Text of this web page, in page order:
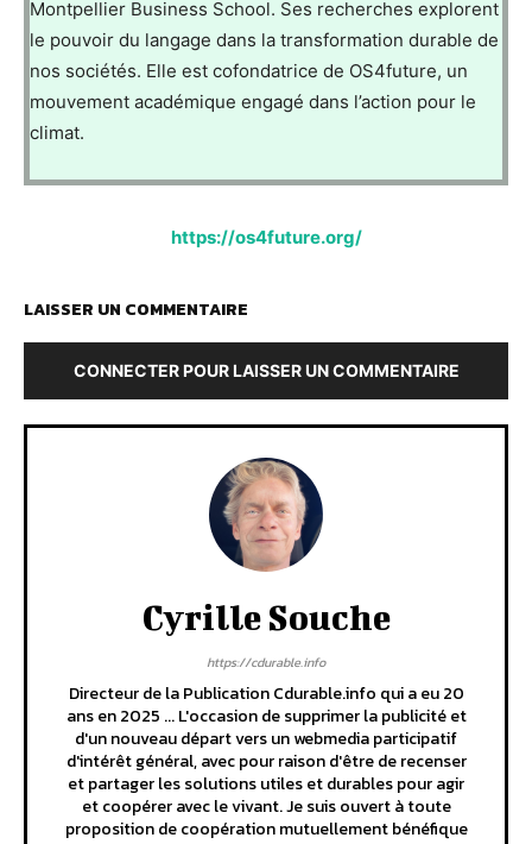
Montpellier Business School. Ses recherches explorent
le pouvoir du langage dans la transformation durable de
nos sociétés. Elle est cofondatrice de OS4future, un
mouvement académique engagé dans l’action pour le
climat.
https://os4future.org/
LAISSER UN COMMENTAIRE
CONNECTER POUR LAISSER UN COMMENTAIRE
Cyrille Souche
https://cdurable.info
Directeur de la Publication Cdurable.info qui a eu 20
ans en 2025 ... L'occasion de supprimer la publicité et
d'un nouveau départ vers un webmedia participatif
d'intérêt général, avec pour raison d'être de recenser
et partager les solutions utiles et durables pour agir
et coopérer avec le vivant. Je suis ouvert à toute
proposition de coopération mutuellement bénéfique